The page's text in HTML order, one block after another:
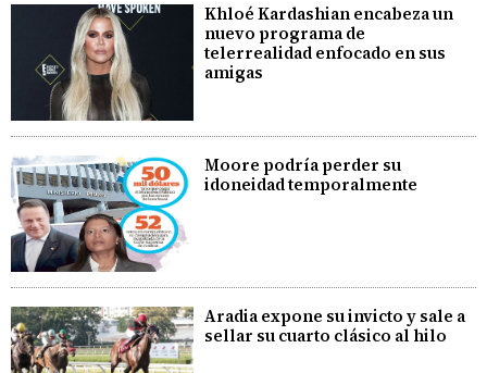
Khloé Kardashian encabeza un
nuevo programa de
telerrealidad enfocado en sus
amigas
Moore podría perder su
idoneidad temporalmente
Aradia expone su invicto y sale a
sellar su cuarto clásico al hilo